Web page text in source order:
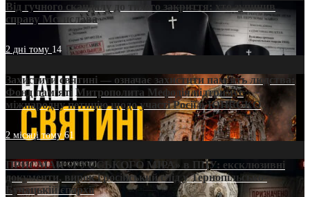
Від гучного скандалу до тихого закриття: хто зупинив
справу Мстислава
2 дні тому 14
Захистити святині — означає захистити пам’ять людства:
Фонд пам’яті Митрополита Мефодія підтримує
міжнародну петицію щодо участі Росії в ЮНЕСКО
2 місяці тому61
ПРИСМАК «РУССЬКОГО МІРА» в ПЦУ: ексклюзивні
документи, вирок і російський слід у Тернопільсько-
Бучацькій єпархії